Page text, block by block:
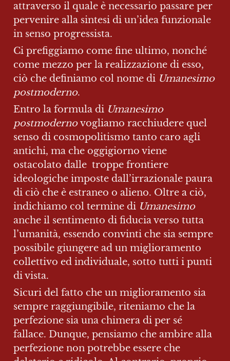
attraverso il quale è necessario passare per
pervenire alla sintesi di un’idea funzionale
in senso progressista.
Ci prefiggiamo come fine ultimo, nonché
come mezzo per la realizzazione di esso,
ciò che definiamo col nome di Umanesimo
postmoderno.
Entro la formula di Umanesimo
postmoderno vogliamo racchiudere quel
senso di cosmopolitismo tanto caro agli
antichi, ma che oggigiorno viene
ostacolato dalle  troppe frontiere
ideologiche imposte dall’irrazionale paura
di ciò che è estraneo o alieno. Oltre a ciò,
indichiamo col termine di
Umanesimo
anche il sentimento di fiducia verso tutta
l’umanità, essendo convinti che sia sempre
possibile giungere ad un miglioramento
collettivo ed individuale, sotto tutti i punti
di vista.
Sicuri del fatto che un miglioramento sia
sempre raggiungibile, riteniamo che la
perfezione sia una chimera di per sé
fallace. Dunque, pensiamo che ambire alla
perfezione non potrebbe essere che